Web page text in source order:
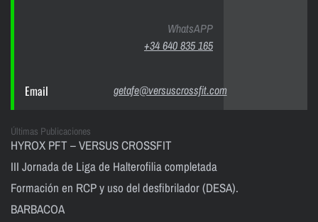
WhatsAPP
+34 640 835 165
Email getafe@versuscrossfit.com
Últimas Publicaciones
HYROX PFT – VERSUS CROSSFIT
III Jornada de Liga de Halterofilia completada
Formación en RCP y uso del desfibrilador (DESA).
BARBACOA